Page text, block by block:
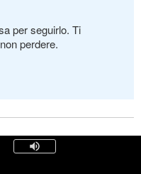
per seguirlo. Ti
perdere.